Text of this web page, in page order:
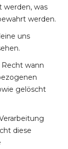
was
werden.
uns
wann
gelöscht
diese